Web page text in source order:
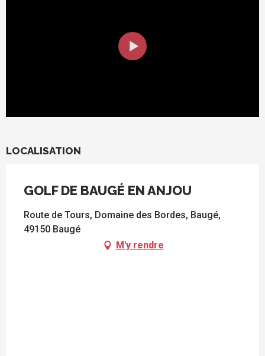
LOCALISATION
GOLF DE BAUGÉ EN ANJOU
Route de Tours, Domaine des Bordes, Baugé,
49150 Baugé
M'y rendre